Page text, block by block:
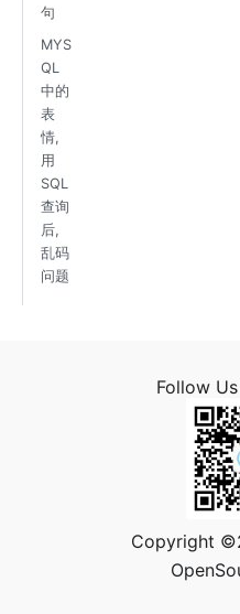
句
MYS
QL
中的
表
情,
用
SQL
查询
后,
乱码
问题
Follow
Copyright